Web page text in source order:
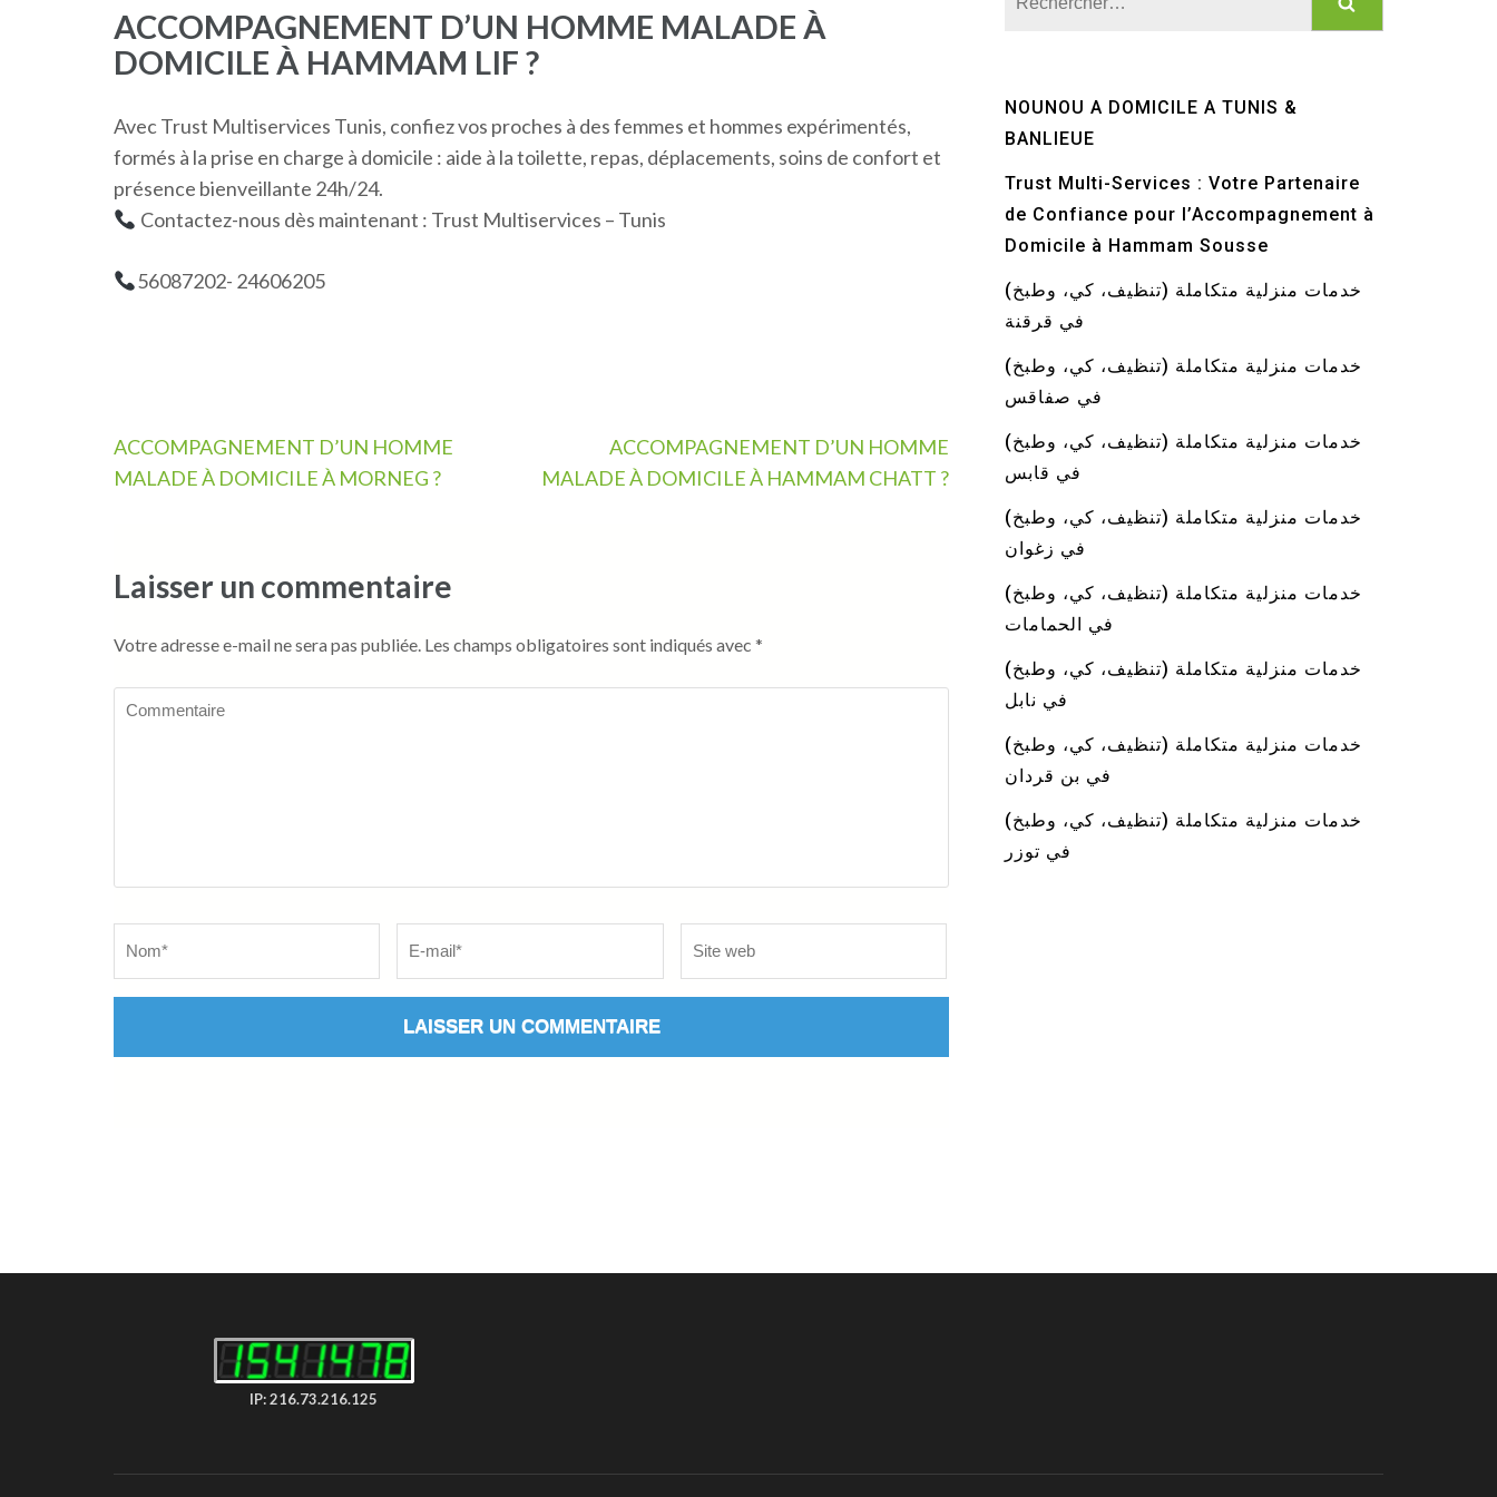
ACCOMPAGNEMENT D’UN HOMME MALADE À
DOMICILE À HAMMAM LIF ?
Avec Trust Multiservices Tunis, confiez vos proches à des femmes et hommes expérimentés,
formés à la prise en charge à domicile : aide à la toilette, repas, déplacements, soins de confort et
présence bienveillante 24h/24.
Contactez-nous dès maintenant : Trust Multiservices – Tunis
56087202- 24606205
Navigation
de
ACCOMPAGNEMENT D’UN HOMME
MALADE À DOMICILE À MORNEG ?
ACCOMPAGNEMENT D’UN HOMME
MALADE À DOMICILE À HAMMAM CHATT ?
Laisser un commentaire
Votre adresse e-mail ne sera pas publiée. Les champs obligatoires sont indiqués avec *
Commentaire
NOUNOU A DOMICILE A TUNIS &
BANLIEUE
Trust Multi-Services : Votre Partenaire
de Confiance pour l’Accompagnement à
Domicile à Hammam Sousse
خدمات منزلية متكاملة (تنظيف، كي، وطبخ)
في قرقنة
خدمات منزلية متكاملة (تنظيف، كي، وطبخ)
في صفاقس
خدمات منزلية متكاملة (تنظيف، كي، وطبخ)
في قابس
خدمات منزلية متكاملة (تنظيف، كي، وطبخ)
في زغوان
خدمات منزلية متكاملة (تنظيف، كي، وطبخ)
في الحمامات
خدمات منزلية متكاملة (تنظيف، كي، وطبخ)
في نابل
خدمات منزلية متكاملة (تنظيف، كي، وطبخ)
في بن قردان
خدمات منزلية متكاملة (تنظيف، كي، وطبخ)
في توزر
IP: 216.73.216.125